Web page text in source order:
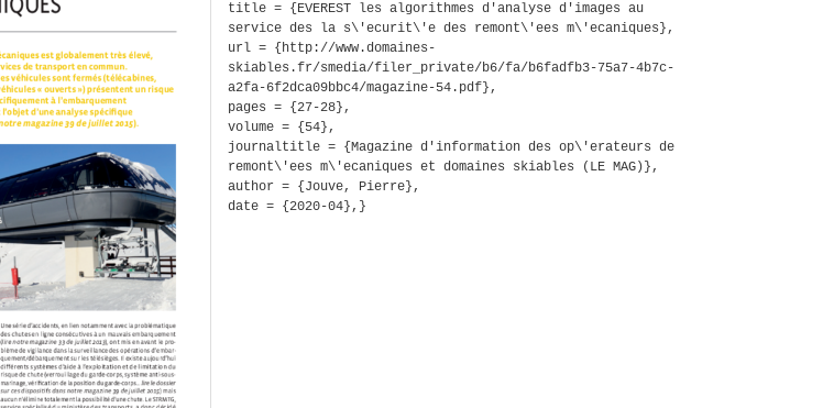
title = {EVEREST les algorithmes d'analyse d'images au
service des la s\'ecurit\'e des remont\'ees m\'ecaniques},
url = {http://www.domaines-
skiables.fr/smedia/filer_private/b6/fa/b6fadfb3-75a7-4b7c-
a2fa-6f2dca09bbc4/magazine-54.pdf},
pages = {27-28},
volume = {54},
journaltitle = {Magazine d'information des op\'erateurs de
remont\'ees m\'ecaniques et domaines skiables (LE MAG)},
author = {Jouve, Pierre},
date = {2020-04},}